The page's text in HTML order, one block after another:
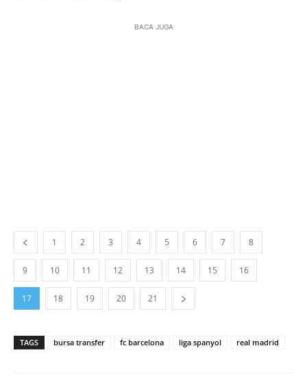
BACA JUGA
1 2 3 4 5 6 7 8
9 10 11 12 13 14 15 16
17 18 19 20 21
TAGS bursa transfer fc barcelona liga spanyol real madrid